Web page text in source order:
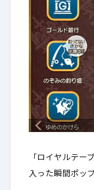
「ロイヤルテー
入った瞬間ポッ